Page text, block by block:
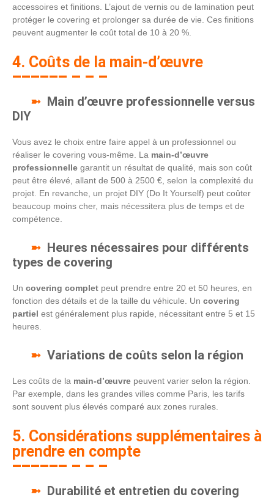
accessoires et finitions. L’ajout de vernis ou de lamination peut
protéger le covering et prolonger sa durée de vie. Ces finitions
peuvent augmenter le coût total de 10 à 20 %.
4. Coûts de la main-d’œuvre
Main d’œuvre professionnelle versus
DIY
Vous avez le choix entre faire appel à un professionnel ou
réaliser le covering vous-même. La main-d’œuvre
professionnelle garantit un résultat de qualité, mais son coût
peut être élevé, allant de 500 à 2500 €, selon la complexité du
projet. En revanche, un projet DIY (Do It Yourself) peut coûter
beaucoup moins cher, mais nécessitera plus de temps et de
compétence.
Heures nécessaires pour différents
types de covering
Un covering complet peut prendre entre 20 et 50 heures, en
fonction des détails et de la taille du véhicule. Un covering
partiel est généralement plus rapide, nécessitant entre 5 et 15
heures.
Variations de coûts selon la région
Les coûts de la main-d’œuvre peuvent varier selon la région.
Par exemple, dans les grandes villes comme Paris, les tarifs
sont souvent plus élevés comparé aux zones rurales.
5. Considérations supplémentaires à
prendre en compte
Durabilité et entretien du covering